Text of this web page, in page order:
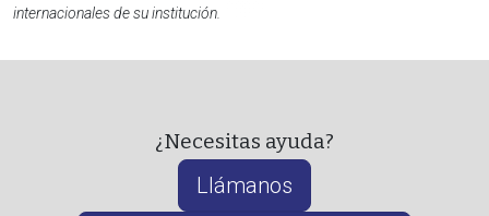
internacionales de su institución.
¿Necesitas ayuda?
Llámanos